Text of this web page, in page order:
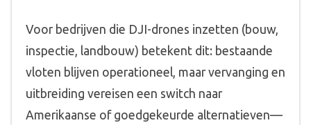
Voor bedrijven die DJI-drones inzetten (bouw,
inspectie, landbouw) betekent dit: bestaande
vloten blijven operationeel, maar vervanging en
uitbreiding vereisen een switch naar
Amerikaanse of goedgekeurde alternatieven—